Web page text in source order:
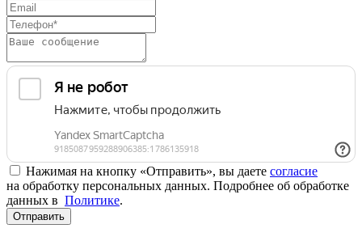
Нажимая на кнопку «Отправить», вы даете согласие
на обработку персональных данных. Подробнее об обработке
данных в Политике.
Отправить